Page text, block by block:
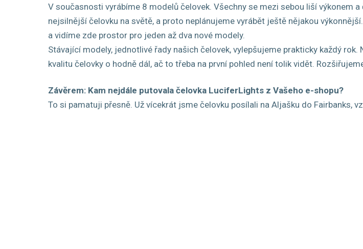
V současnosti vyrábíme 8 modelů čelovek. Všechny se mezi sebou liší výkonem
nejsilnější čelovku na světě, a proto neplánujeme vyrábět ještě nějakou
a vidíme zde prostor pro jeden až dva nové modely.
Stávající modely, jednotlivé řady našich čelovek, vylepšujeme prakticky každý
kvalitu čelovky o hodně dál, ač to třeba na první pohled není tolik vidět.
Závěrem: Kam nejdále putovala čelovka LuciferLights z Vašeho e-shopu?
To si pamatuji přesně. Už vícekrát jsme čelovku posílali na Aljašku do Fairbanks,